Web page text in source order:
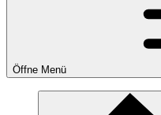
Öffne Menü